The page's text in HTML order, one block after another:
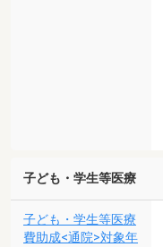
子ども・学生等医療
子ども・学生等医療
費助成<通院>対象年